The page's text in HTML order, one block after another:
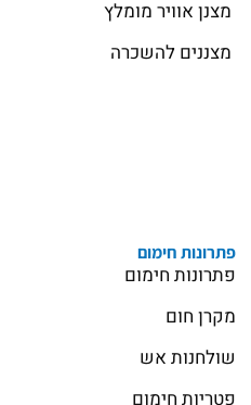
מצנן אוויר מומלץ
מצננים להשכרה
פתרונות חימום
פתרונות חימום
מקרן חום
שולחנות אש
פטריות חימום